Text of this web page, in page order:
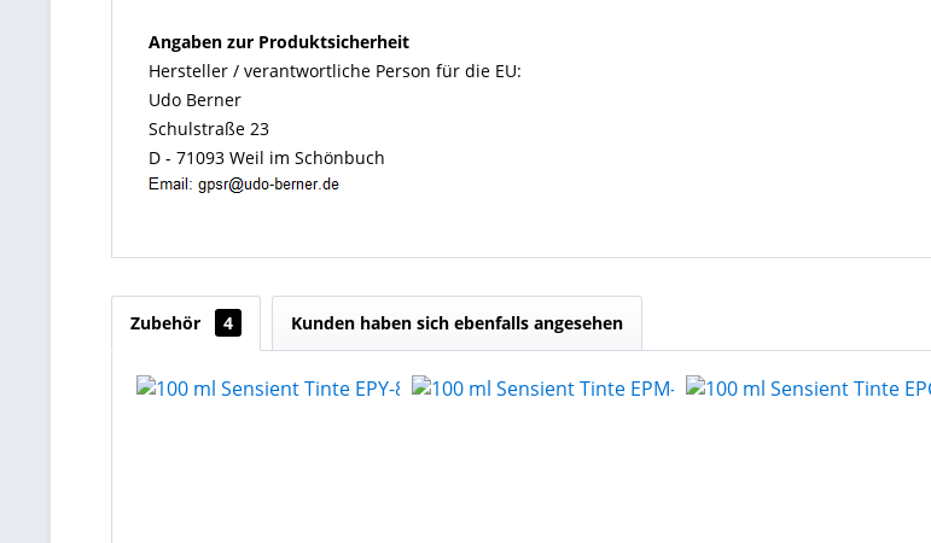
Angaben zur Produktsicherheit
Hersteller / verantwortliche Person für die EU:
Udo Berner
Schulstraße 23
D - 71093 Weil im Schönbuch
Zubehör 4 Kunden haben sich ebenfalls angesehen